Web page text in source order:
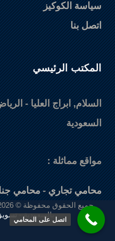
سياسة الكوكيز
اتصل بنا
المكتب الرئيسي
السلام, ابراج العليا -
السعودية
مواقع مماثلة :
محامي تجاري-محامي
بالسعودية -
اتصل على المحامي